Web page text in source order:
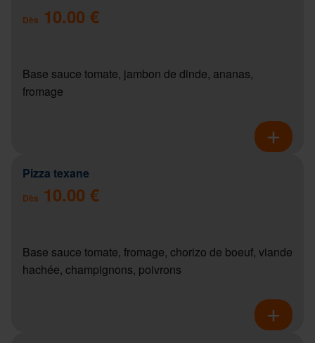
Dès 10.00 €
Base sauce tomate, jambon de dinde, ananas,
fromage
Pizza texane
Dès 10.00 €
Base sauce tomate, fromage, chorizo de boeuf, viande
hachée, champignons, poivrons